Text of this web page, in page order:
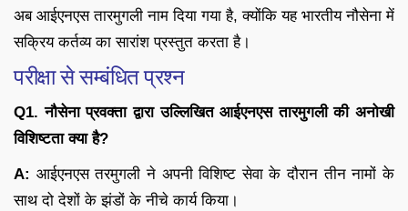
अब आईएनएस तारमुगली नाम दिया गया है, क्योंकि यह भारतीय नौसेना में
सक्रिय कर्तव्य का सारांश प्रस्तुत करता है।
परीक्षा से सम्बंधित प्रश्न
Q1. नौसेना प्रवक्ता द्वारा उल्लिखित आईएनएस तारमुगली की अनोखी
विशिष्टता क्या है?
A: आईएनएस तरमुगली ने अपनी विशिष्ट सेवा के दौरान तीन नामों के
साथ दो देशों के झंडों के नीचे कार्य किया।